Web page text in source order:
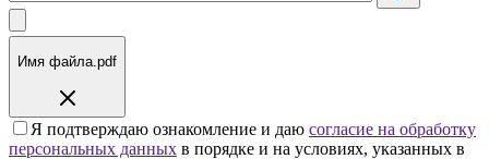
Имя файла.pdf
Я подтверждаю ознакомление и даю согласие на обработку
персональных данных в порядке и на условиях, указанных в